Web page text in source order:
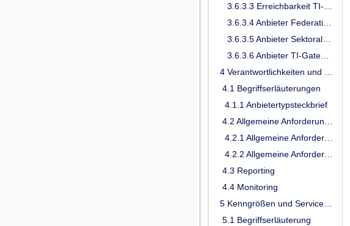
4.1 Begriffserläuterungen
4.1.1 Anbietertypsteckbrief
4.3 Reporting
4.4 Monitoring
5.1 Begriffserläuterung